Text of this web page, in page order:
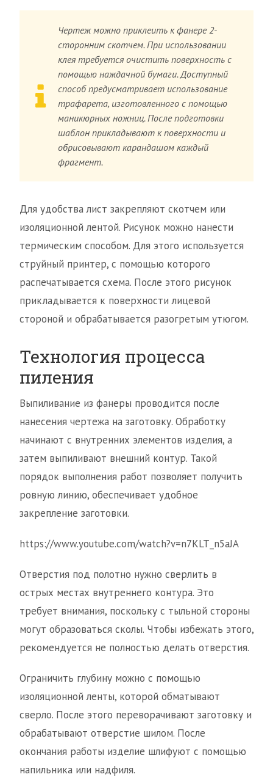
Чертеж можно приклеить к фанере 2-
сторонним скотчем. При использовании
клея требуется очистить поверхность с
помощью наждачной бумаги. Доступный
способ предусматривает использование
трафарета, изготовленного с помощью
маникюрных ножниц. После подготовки
шаблон прикладывают к поверхности и
обрисовывают карандашом каждый
фрагмент.
Для удобства лист закрепляют скотчем или
изоляционной лентой. Рисунок можно нанести
термическим способом. Для этого используется
струйный принтер, с помощью которого
распечатывается схема. После этого рисунок
прикладывается к поверхности лицевой
стороной и обрабатывается разогретым утюгом.
Технология процесса
пиления
Выпиливание из фанеры проводится после
нанесения чертежа на заготовку. Обработку
начинают с внутренних элементов изделия, а
затем выпиливают внешний контур. Такой
порядок выполнения работ позволяет получить
ровную линию, обеспечивает удобное
закрепление заготовки.
https://www.youtube.com/watch?v=n7KLT_n5aJA
Отверстия под полотно нужно сверлить в
острых местах внутреннего контура. Это
требует внимания, поскольку с тыльной стороны
могут образоваться сколы. Чтобы избежать этого,
рекомендуется не полностью делать отверстия.
Ограничить глубину можно с помощью
изоляционной ленты, которой обматывают
сверло. После этого переворачивают заготовку и
обрабатывают отверстие шилом. После
окончания работы изделие шлифуют с помощью
напильника или надфиля.